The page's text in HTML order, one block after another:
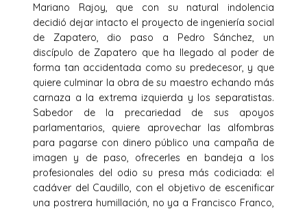
Mariano Rajoy, que con su natural indolencia
decidió dejar intacto el proyecto de ingeniería social
de Zapatero, dio paso a Pedro Sánchez, un
discípulo de Zapatero que ha llegado al poder de
forma tan accidentada como su predecesor, y que
quiere culminar la obra de su maestro echando más
carnaza a la extrema izquierda y los separatistas.
Sabedor de la precariedad de sus apoyos
parlamentarios, quiere aprovechar las alfombras
para pagarse con dinero público una campaña de
imagen y de paso, ofrecerles en bandeja a los
profesionales del odio su presa más codiciada: el
cadáver del Caudillo, con el objetivo de escenificar
una postrera humillación, no ya a Francisco Franco,